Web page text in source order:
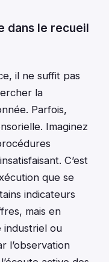
dans le recueil
il ne suffit pas
la
Parfois,
Imaginez
C’est
que se
indicateurs
mais en
industriel ou
l’observation